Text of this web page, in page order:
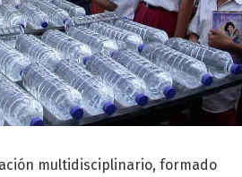
multidisciplinario, formado